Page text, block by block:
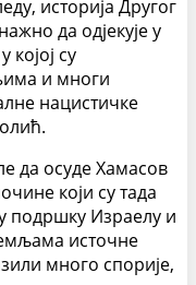
историја Другог
да одјекује у
којој су
и многи
нацистичке
да осуде Хамасов
који су тада
подршку Израелу и
источне
много спорије,